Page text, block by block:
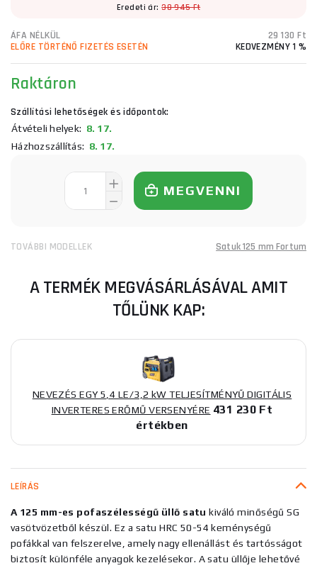
Eredeti ár:38 945 Ft
ÁFA NÉLKÜL
29 130 Ft
ELŐRE TÖRTÉNŐ FIZETÉS ESETÉN
KEDVEZMÉNY 1 %
Raktáron
Szállítási lehetőségek és időpontok:
Átvételi helyek: 8. 17.
Házhozszállítás: 8. 17.
MEGVENNI
TOVÁBBI MODELLEK Satuk 125 mm Fortum
A TERMÉK MEGVÁSÁRLÁSÁVAL AMIT
TŐLÜNK KAP:
NEVEZÉS EGY 5,4 LE/3,2 kW TELJESÍTMÉNYŰ DIGITÁLIS
INVERTERES ERŐMŰ VERSENYÉRE 431 230 Ft
értékben
LEÍRÁS
A 125 mm-es pofaszélességű üllő satu kiváló minőségű SG
vasötvözetből készül. Ez a satu HRC 50-54 keménységű
pofákkal van felszerelve, amely nagy ellenállást és tartósságot
biztosít különféle anyagok kezelésekor. A satu üllője lehetővé